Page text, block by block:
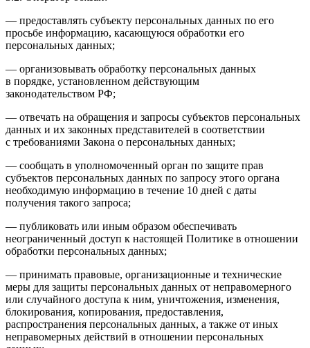
— предоставлять субъекту персональных данных по его
просьбе информацию, касающуюся обработки его
персональных данных;
— организовывать обработку персональных данных
в порядке, установленном действующим
законодательством РФ;
— отвечать на обращения и запросы субъектов персональных
данных и их законных представителей в соответствии
с требованиями Закона о персональных данных;
— сообщать в уполномоченный орган по защите прав
субъектов персональных данных по запросу этого органа
необходимую информацию в течение 10 дней с даты
получения такого запроса;
— публиковать или иным образом обеспечивать
неограниченный доступ к настоящей Политике в отношении
обработки персональных данных;
— принимать правовые, организационные и технические
меры для защиты персональных данных от неправомерного
или случайного доступа к ним, уничтожения, изменения,
блокирования, копирования, предоставления,
распространения персональных данных, а также от иных
неправомерных действий в отношении персональных